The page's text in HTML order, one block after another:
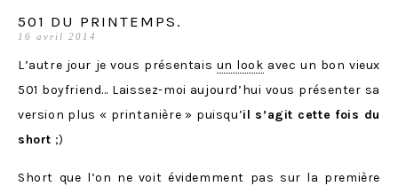
501 DU PRINTEMPS.
16 avril 2014
L’autre jour je vous présentais un look avec un bon vieux
501 boyfriend… Laissez-moi aujourd’hui vous présenter sa
version plus « printanière » puisqu’il s’agit cette fois du
short ;)
Short que l’on ne voit évidemment pas sur la première